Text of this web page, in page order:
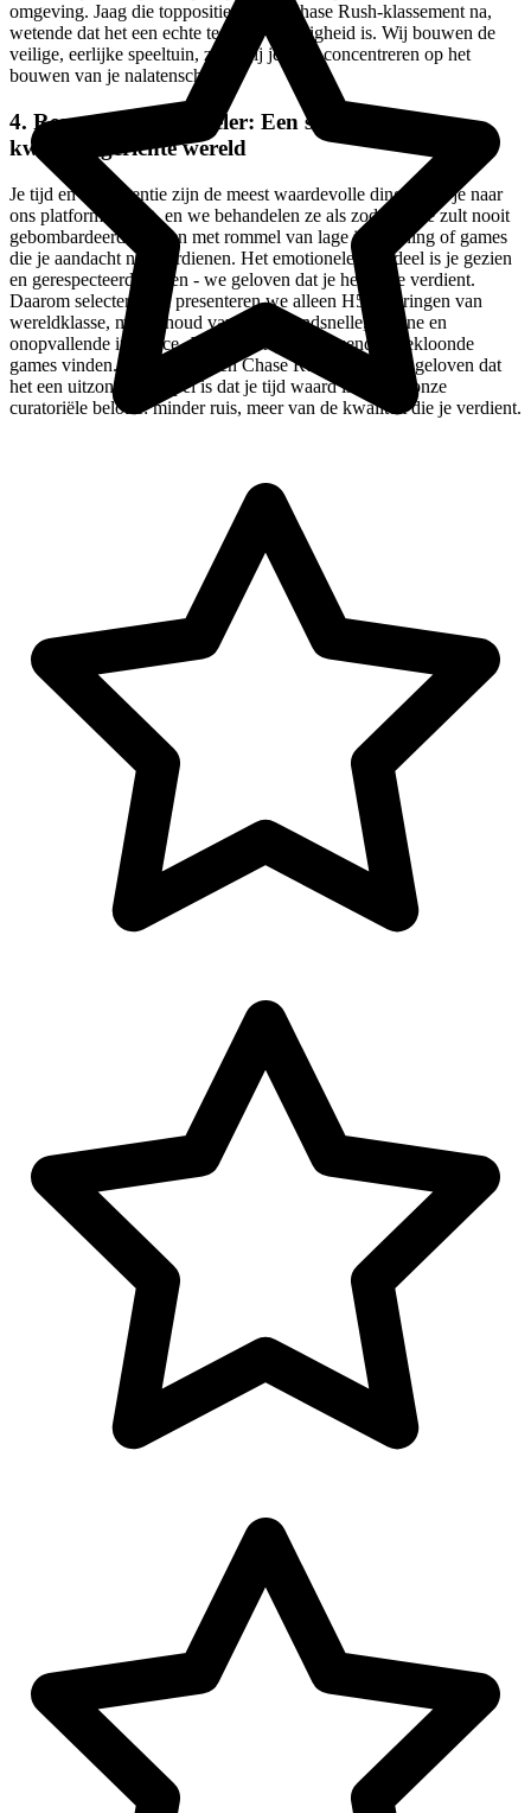
omgeving. Jaag die toppositie op het Chase Rush-klassement na,
wetende dat het een echte test van vaardigheid is. Wij bouwen de
veilige, eerlijke speeltuin, zodat jij je kunt concentreren op het
bouwen van je nalatenschap.
4. Respect voor de speler: Een samengestelde,
kwaliteitsgerichte wereld
Je tijd en intelligentie zijn de meest waardevolle dingen die je naar
ons platform brengt, en we behandelen ze als zodanig. Je zult nooit
gebombardeerd worden met rommel van lage inspanning of games
die je aandacht niet verdienen. Het emotionele voordeel is je gezien
en gerespecteerd voelen - we geloven dat je het beste verdient.
Daarom selecteren en presenteren we alleen H5-ervaringen van
wereldklasse, met behoud van een razendsnelle, schone en
onopvallende interface. Je zult hier geen duizenden gekloonde
games vinden. We presenteren Chase Rush omdat we geloven dat
het een uitzonderlijk spel is dat je tijd waard is. Dat is onze
curatoriële belofte: minder ruis, meer van de kwaliteit die je verdient.